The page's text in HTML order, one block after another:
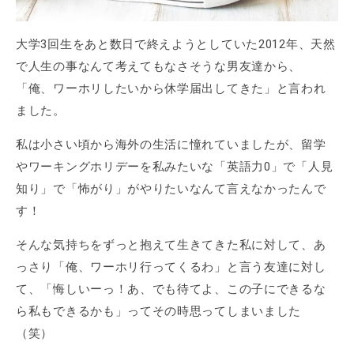
大学3回生をあと数日で終えようとしていた2012年、天然
で人生の事なんて考えてもなさそうな男友達から、
「俺、ワーホリしたいから休学届出してきた」と言われ
ました。
私は小さい頃から海外の生活に憧れていましたが、留学
やワーキングホリデーを私みたいな「英語力0」で「人見
知り」で「怖がり」がやりたいなんて言えなかったんで
す！
そんな気持ちをずっと抱えて生きてきた私に対して、あ
っさり「俺、ワーホリ行ってくるわ」と言う友達に対し
て、「悔しいーっ！あ、でも待てよ、この子にできるな
ら私もできるかも」ってその時思ってしまいました
（笑）